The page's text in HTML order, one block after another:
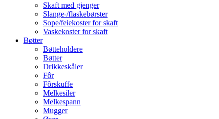
Skaft med gjenger
Slange-/flaskebørster
Sope/feiekoster for skaft
Vaskekoster for skaft
Bøtter
Bøtteholdere
Bøtter
Drikkeskåler
Fôr
Fôrskuffe
Melkesiler
Melkespann
Mugger